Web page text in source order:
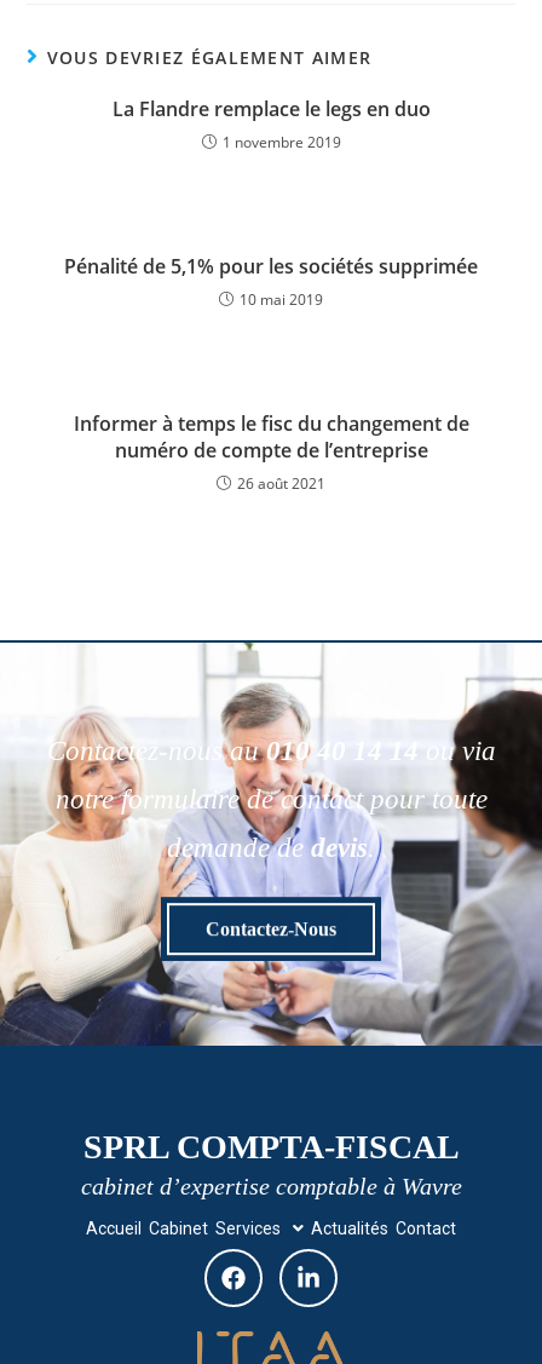
VOUS DEVRIEZ ÉGALEMENT AIMER
La Flandre remplace le legs en duo
1 novembre 2019
Pénalité de 5,1% pour les sociétés supprimée
10 mai 2019
Informer à temps le fisc du changement de
numéro de compte de l’entreprise
26 août 2021
Contactez-nous au010 40 14 14
ou via
notre formulaire de contact pour toute
demande de devis.
Contactez-Nous
SPRL COMPTA-FISCAL
cabinet d’expertise comptable à Wavre
Accueil Cabinet Services Actualités Contact